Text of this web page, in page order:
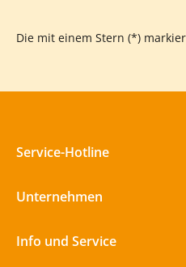
Die mit einem Stern (*)
Service-Hotline
Unternehmen
Info und Service